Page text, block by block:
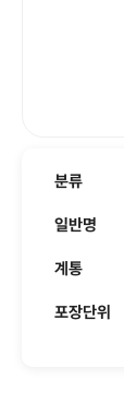
분류
일반명
계통
포장단위